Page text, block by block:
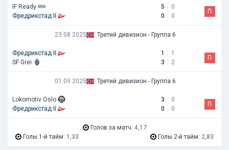
IF Ready
Фредрикстад II
5
0
0
0
П
23.08.2025 Третий дивизион - Группа 6
Фредрикстад II
SF Grei
1
3
1
2
П
01.09.2025 Третий дивизион - Группа 6
Lokomotiv Oslo
Фредрикстад II
3
0
0
0
П
Голов за матч: 4,17
Голы 1-й тайм: 1,33 Голы 2-й тайм: 2,83